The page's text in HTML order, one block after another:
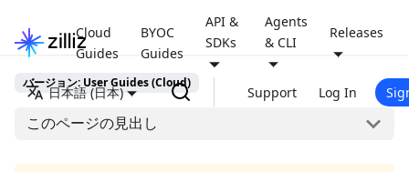
Cloud
Guides
BYOC
Guides
API &
SDKs
Agents
& CLI
Releases
日本語 (日本) Support Log In
バージョン: User Guides (Cloud)
このページの見出し